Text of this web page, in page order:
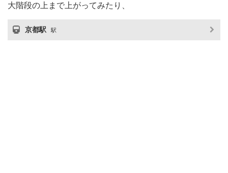
大階段の上まで上がってみたり、
京都駅 駅